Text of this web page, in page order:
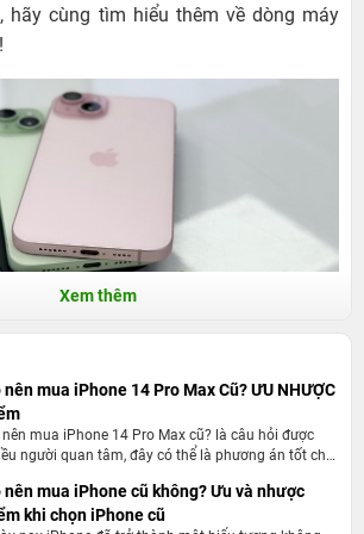
, hãy cùng tìm hiểu thêm về dòng máy
cũ giá bao nhiêu tháng
iPhone 15 Plus cũ tháng 8/2026 dao
- 16,9 triệu đồng
Xem thêm
nên mua iPhone 14 Pro Max Cũ? ƯU NHƯỢC
nên mua iPhone 14 Pro Max cũ? là câu hỏi được
người quan tâm, đây có thể là phương án tốt cho
của việc mua iPhone cũ là hãy cùng 24hStore
bài viết này.
nên mua iPhone cũ không? Ưu và nhược
khi chọn iPhone cũ